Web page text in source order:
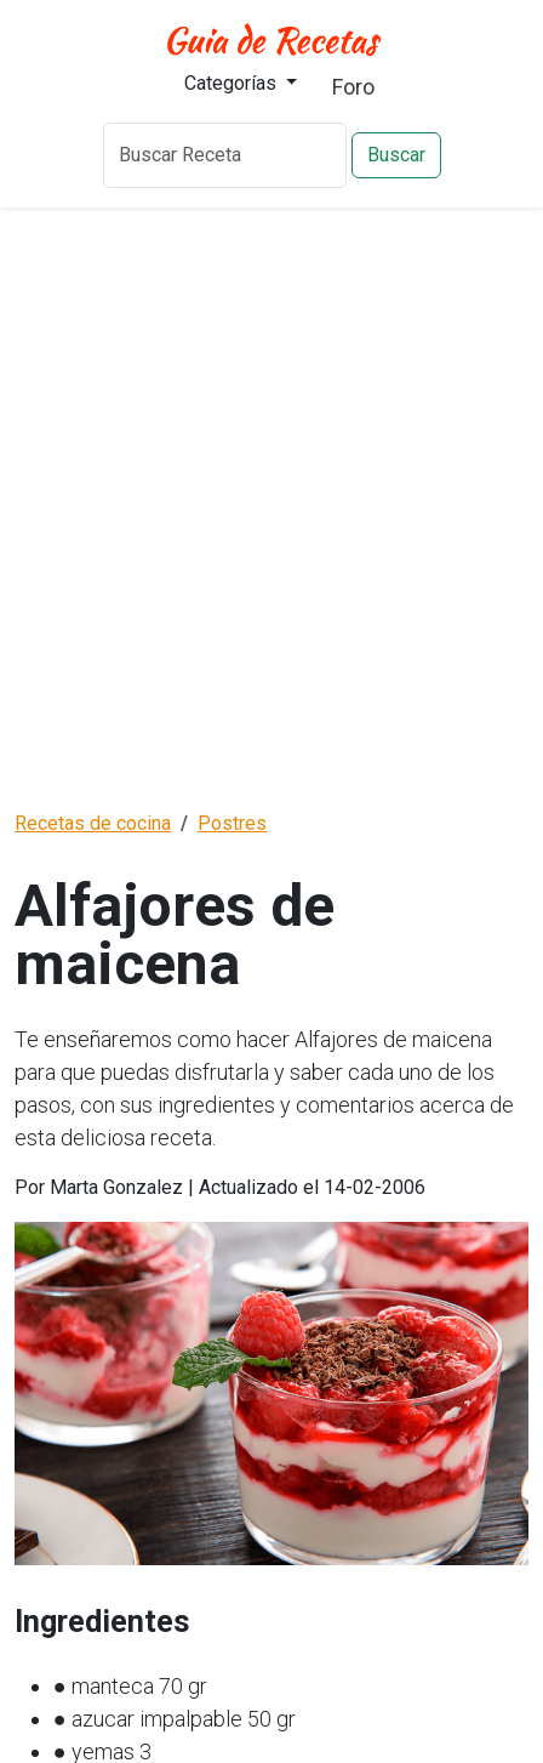
Categorías Foro
Buscar
Recetas de cocina Postres
Alfajores de
maicena
Te enseñaremos como hacer Alfajores de maicena
para que puedas disfrutarla y saber cada uno de los
pasos, con sus ingredientes y comentarios acerca de
esta deliciosa receta.
Por Marta Gonzalez | Actualizado el 14-02-2006
Ingredientes
● manteca 70 gr
● azucar impalpable 50 gr
● yemas 3